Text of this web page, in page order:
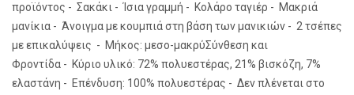
προϊόντος - Σακάκι - Ίσια γραμμή - Κολάρο ταγιέρ - Μακριά
μανίκια - Άνοιγμα με κουμπιά στη βάση των μανικιών - 2 τσέπες
με επικαλύψεις - Μήκος: μεσο-μακρύΣύνθεση και
Φροντίδα - Κύριο υλικό: 72% πολυεστέρας, 21% βισκόζη, 7%
ελαστάνη - Επένδυση: 100% πολυεστέρας - Δεν πλένεται στο